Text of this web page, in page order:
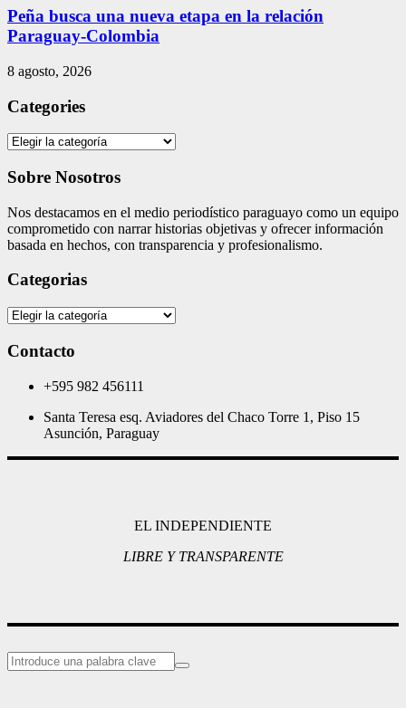
Peña busca una nueva etapa en la relación
Paraguay-Colombia
8 agosto, 2026
Categories
Categories
Sobre Nosotros
Nos destacamos en el medio periodístico paraguayo como un equipo
comprometido con narrar historias objetivas y ofrecer información
basada en hechos, con transparencia y profesionalismo.
Categorias
Categorias
Contacto
+595 982 456111
Santa Teresa esq. Aviadores del Chaco Torre 1, Piso 15
Asunción, Paraguay
EL INDEPENDIENTE
LIBRE Y TRANSPARENTE